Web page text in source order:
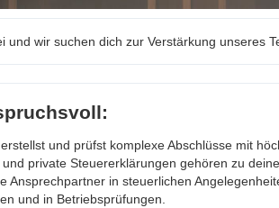
wir suchen dich zur Verstärkung unseres
und prüfst komplexe Abschlüsse mit
private Steuererklärungen gehören zu
Ansprechpartner in steuerlichen
und in Betriebsprüfungen.